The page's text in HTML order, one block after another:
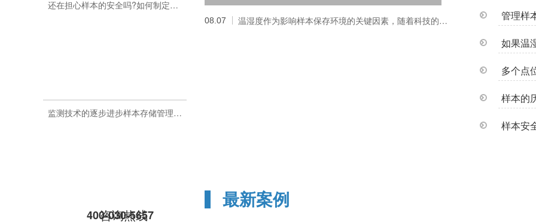
08.07 温湿度作为影响样本保存环境的关键因素，随着科技的进...
最新案例
监测技术的逐步进步样本存储管理是如何把样本变的智能化和精细化?26.7.20
咨询热线
400-030-5657